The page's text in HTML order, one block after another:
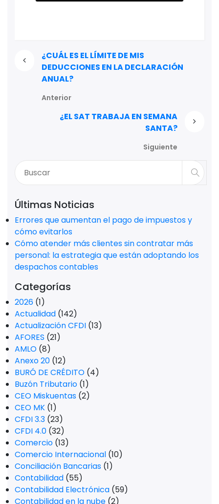
¿CUÁL ES EL LÍMITE DE MIS
DEDUCCIONES EN LA DECLARACIÓN
ANUAL?
Anterior
¿EL SAT TRABAJA EN SEMANA
SANTA?
Siguiente
Últimas Noticias
Errores que aumentan el pago de impuestos y
cómo evitarlos
Cómo atender más clientes sin contratar más
personal: la estrategia que están adoptando los
despachos contables
Categorías
2026 (1)
Actualidad (142)
Actualización CFDI (13)
AFORES (21)
AMLO (8)
Anexo 20 (12)
BURÓ DE CRÉDITO (4)
Buzón Tributario (1)
CEO Miskuentas (2)
CEO MK (1)
CFDI 3.3 (23)
CFDI 4.0 (32)
Comercio (13)
Comercio Internacional (10)
Conciliación Bancarias (1)
Contabilidad (55)
Contabilidad Electrónica (59)
Contabilidad en la nube (2)